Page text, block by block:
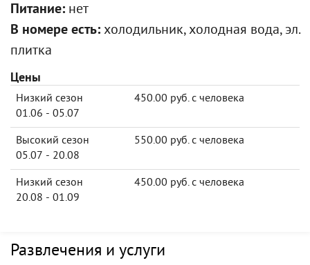
Питание: нет
В номере есть: холодильник, холодная вода, эл.
плитка
Цены
Низкий сезон
01.06 - 05.07
450.00 руб. с человека
Высокий сезон
05.07 - 20.08
550.00 руб. с человека
Низкий сезон
20.08 - 01.09
450.00 руб. с человека
Развлечения и услуги